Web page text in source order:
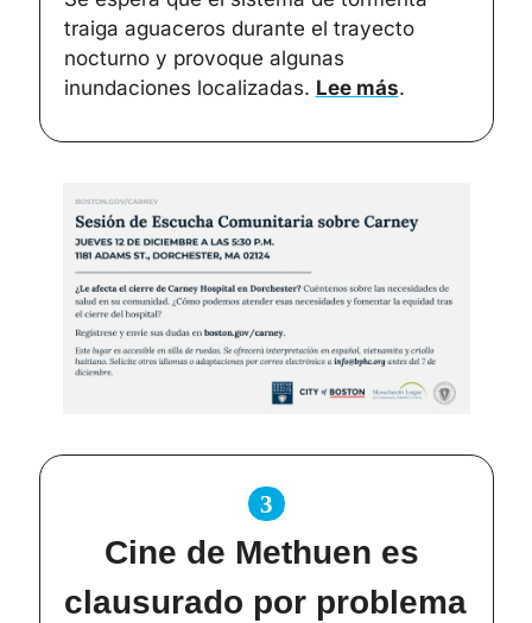
traiga aguaceros durante el trayecto
nocturno y provoque algunas
inundaciones localizadas. Lee más.
3
Cine de Methuen es
clausurado por problema